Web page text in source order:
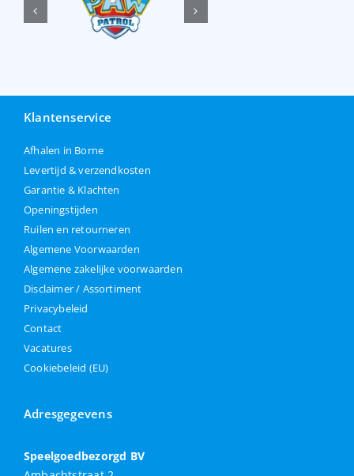
Klantenservice
Afhalen in Borne
Levertijd & verzendkosten
Garantie & Klachten
Openingstijden
Ruilen en retourneren
Algemene Voorwaarden
Algemene zakelijke voorwaarden
Disclaimer / Assortiment
Privacybeleid
Contact
Vacatures
Cookiebeleid (EU)
Adresgegevens
Speelgoedbezorgd BV